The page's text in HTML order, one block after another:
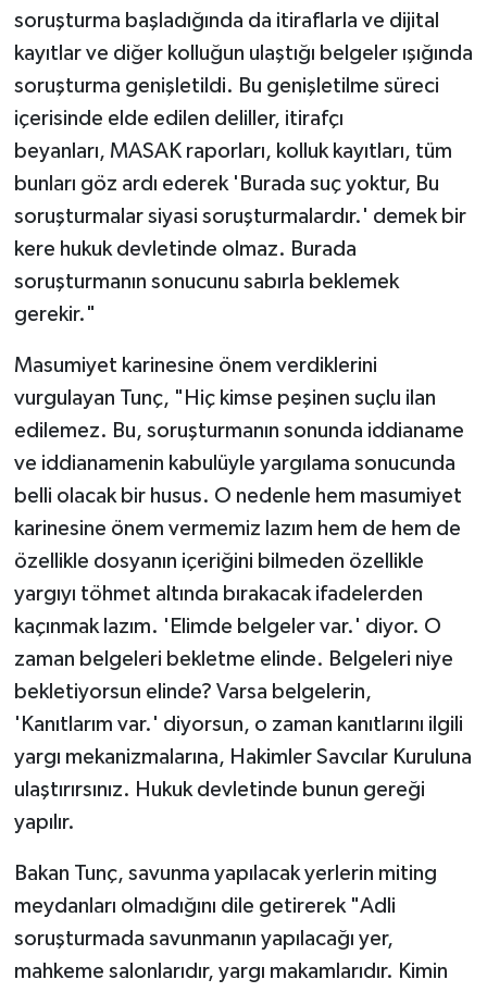
soruşturma başladığında da itiraflarla ve dijital
kayıtlar ve diğer kolluğun ulaştığı belgeler ışığında
soruşturma genişletildi. Bu genişletilme süreci
içerisinde elde edilen deliller, itirafçı
beyanları, MASAK raporları, kolluk kayıtları, tüm
bunları göz ardı ederek 'Burada suç yoktur, Bu
soruşturmalar siyasi soruşturmalardır.' demek bir
kere hukuk devletinde olmaz. Burada
soruşturmanın sonucunu sabırla beklemek
gerekir."
Masumiyet karinesine önem verdiklerini
vurgulayan Tunç, "Hiç kimse peşinen suçlu ilan
edilemez. Bu, soruşturmanın sonunda iddianame
ve iddianamenin kabulüyle yargılama sonucunda
belli olacak bir husus. O nedenle hem masumiyet
karinesine önem vermemiz lazım hem de hem de
özellikle dosyanın içeriğini bilmeden özellikle
yargıyı töhmet altında bırakacak ifadelerden
kaçınmak lazım. 'Elimde belgeler var.' diyor. O
zaman belgeleri bekletme elinde. Belgeleri niye
bekletiyorsun elinde? Varsa belgelerin,
'Kanıtlarım var.' diyorsun, o zaman kanıtlarını ilgili
yargı mekanizmalarına, Hakimler Savcılar Kuruluna
ulaştırırsınız. Hukuk devletinde bunun gereği
yapılır.
Bakan Tunç, savunma yapılacak yerlerin miting
meydanları olmadığını dile getirerek "Adli
soruşturmada savunmanın yapılacağı yer,
mahkeme salonlarıdır, yargı makamlarıdır. Kimin